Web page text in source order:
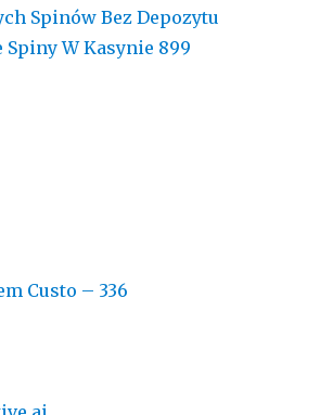
Spinów Bez Depozytu
Spiny W Kasynie 899
Custo – 336